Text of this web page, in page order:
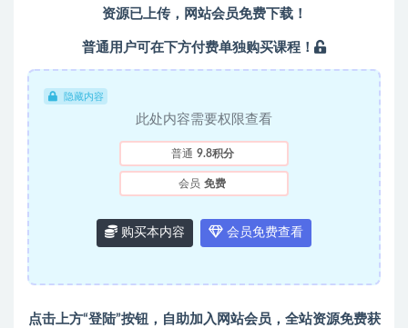
资源已上传， 网站会员免费下载！
普通用户可在下方付费单独购买课程！
隐藏内容
此处内容需要权限查看
普通 9.8积分
会员 免费
购买本内容 会员免费查看
点击上方“登陆”按钮，自助加入 网站会员 ，全站资源免费获